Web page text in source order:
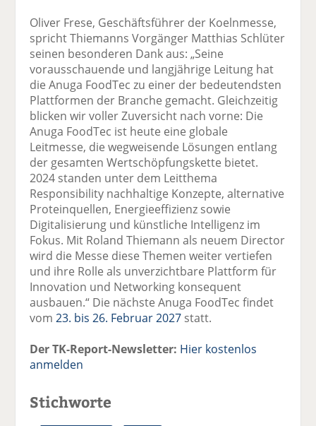
Oliver Frese, Geschäftsführer der Koelnmesse,
spricht Thiemanns Vorgänger Matthias Schlüter
seinen besonderen Dank aus: „Seine
vorausschauende und langjährige Leitung hat
die Anuga FoodTec zu einer der bedeutendsten
Plattformen der Branche gemacht. Gleichzeitig
blicken wir voller Zuversicht nach vorne: Die
Anuga FoodTec ist heute eine globale
Leitmesse, die wegweisende Lösungen entlang
der gesamten Wertschöpfungskette bietet.
2024 standen unter dem Leitthema
Responsibility nachhaltige Konzepte, alternative
Proteinquellen, Energieeffizienz sowie
Digitalisierung und künstliche Intelligenz im
Fokus. Mit Roland Thiemann als neuem Director
wird die Messe diese Themen weiter vertiefen
und ihre Rolle als unverzichtbare Plattform für
Innovation und Networking konsequent
ausbauen.“ Die nächste Anuga FoodTec findet
vom23. bis 26. Februar 2027 statt.
Der TK-Report-Newsletter: Hier kostenlos
anmelden
Stichworte